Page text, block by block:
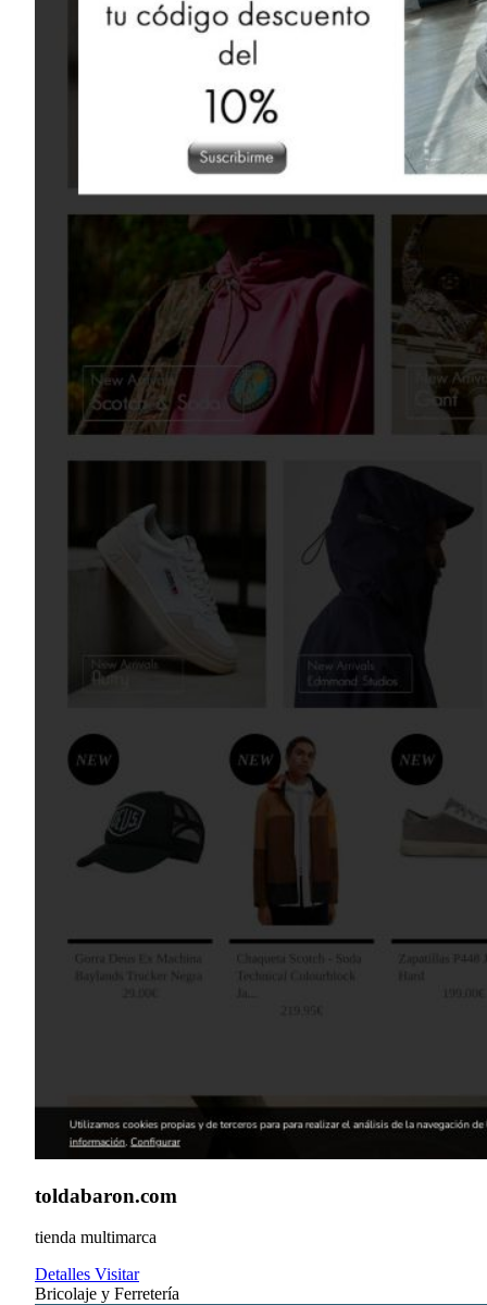
toldabaron.com
tienda multimarca
Detalles Visitar
Bricolaje y Ferretería